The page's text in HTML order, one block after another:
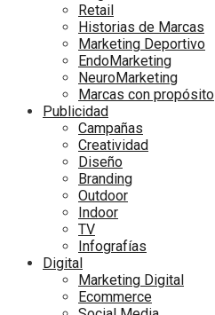
Retail
Historias de Marcas
Marketing Deportivo
EndoMarketing
NeuroMarketing
Marcas con propósito
Publicidad
Campañas
Creatividad
Diseño
Branding
Outdoor
Indoor
TV
Infografías
Digital
Marketing Digital
Ecommerce